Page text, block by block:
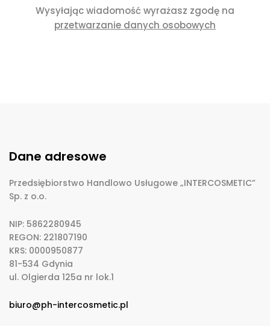
Wysyłając wiadomość wyrażasz zgodę na
przetwarzanie danych osobowych
Dane adresowe
Przedsiębiorstwo Handlowo Usługowe „INTERCOSMETIC”
Sp. z o.o.
NIP: 5862280945
REGON: 221807190
KRS: 0000950877
81-534 Gdynia
ul. Olgierda 125a nr lok.1
biuro@ph-intercosmetic.pl